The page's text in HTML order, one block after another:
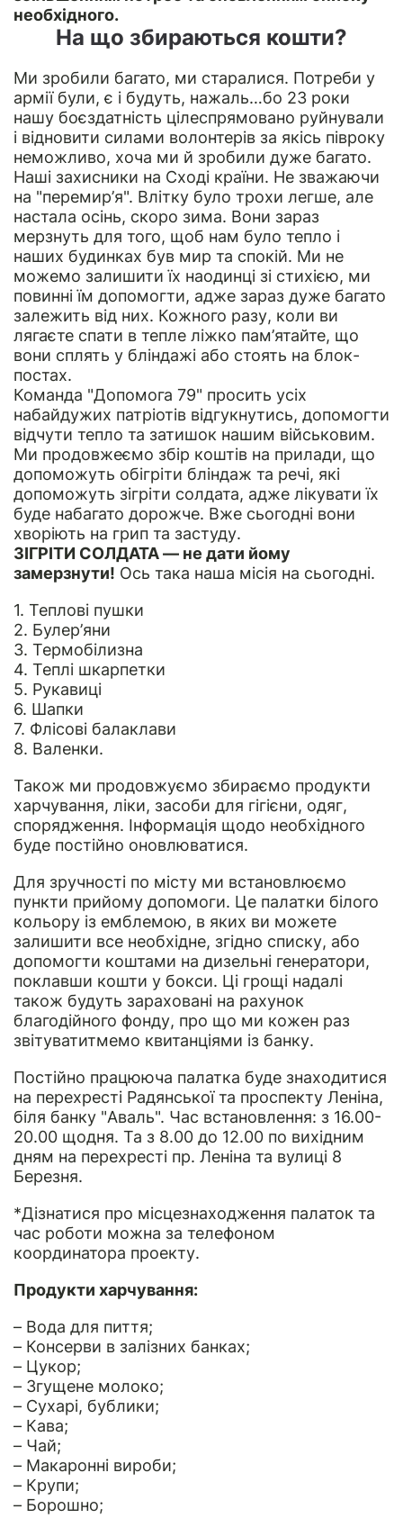
необхідного.
На що збираються кошти?
Ми зробили багато, ми старалися. Потреби у
армії були, є і будуть, нажаль…бо 23 роки
нашу боєздатність цілеспрямовано руйнували
і відновити силами волонтерів за якісь півроку
неможливо, хоча ми й зробили дуже багато.
Наші захисники на Сході країни. Не зважаючи
на "перемир’я". Влітку було трохи легше, але
настала осінь, скоро зима. Вони зараз
мерзнуть для того, щоб нам було тепло і
наших будинках був мир та спокій. Ми не
можемо залишити їх наодинці зі стихією, ми
повинні їм допомогти, адже зараз дуже багато
залежить від них. Кожного разу, коли ви
лягаєте спати в тепле ліжко пам’ятайте, що
вони сплять у бліндажі або стоять на блок-
постах.
Команда "Допомога 79" просить усіх
набайдужих патріотів відгукнутись, допомогти
відчути тепло та затишок нашим військовим.
Ми продовжеємо збір коштів на прилади, що
допоможуть обігріти бліндаж та речі, які
допоможуть зігріти солдата, адже лікувати їх
буде набагато дорожче. Вже сьогодні вони
хворіють на грип та застуду.
ЗІГРІТИ СОЛДАТА — не дати йому
замерзнути! Ось така наша місія на сьогодні.
1. Теплові пушки
2. Булер’яни
3. Термобілизна
4. Теплі шкарпетки
5. Рукавиці
6. Шапки
7. Флісові балаклави
8. Валенки.
Також ми продовжуємо збираємо продукти
харчування, ліки, засоби для гігієни, одяг,
спорядження. Інформація щодо необхідного
буде постійно оновлюватися.
Для зручності по місту ми встановлюємо
пункти прийому допомоги. Це палатки білого
кольору із емблемою, в яких ви можете
залишити все необхідне, згідно списку, або
допомогти коштами на дизельні генератори,
поклавши кошти у бокси. Ці грощі надалі
також будуть зараховані на рахунок
благодійного фонду, про що ми кожен раз
звітуватитмемо квитанціями із банку.
Постійно працююча палатка буде знаходитися
на перехресті Радянської та проспекту Леніна,
біля банку "Аваль". Час встановлення: з 16.00-
20.00 щодня. Та з 8.00 до 12.00 по вихідним
дням на перехресті пр. Леніна та вулиці 8
Березня.
*Дізнатися про місцезнаходження палаток та
час роботи можна за телефоном
координатора проекту.
Продукти харчування:
– Вода для пиття;
– Консерви в залізних банках;
– Цукор;
– Згущене молоко;
– Сухарі, бублики;
– Кава;
– Чай;
– Макаронні вироби;
– Крупи;
– Борошно;